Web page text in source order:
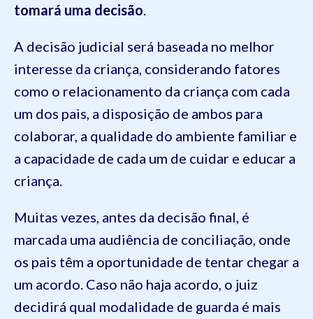
tomará uma decisão
A decisão judicial será baseada no melhor
interesse da criança, considerando fatores
como o relacionamento da criança com cada
um dos pais, a disposição de ambos para
colaborar, a qualidade do ambiente familiar e
a capacidade de cada um de cuidar e educar a
criança.
Muitas vezes, antes da decisão final, é
marcada uma audiência de conciliação, onde
os pais têm a oportunidade de tentar chegar a
um acordo. Caso não haja acordo, o juiz
decidirá qual modalidade de guarda é mais